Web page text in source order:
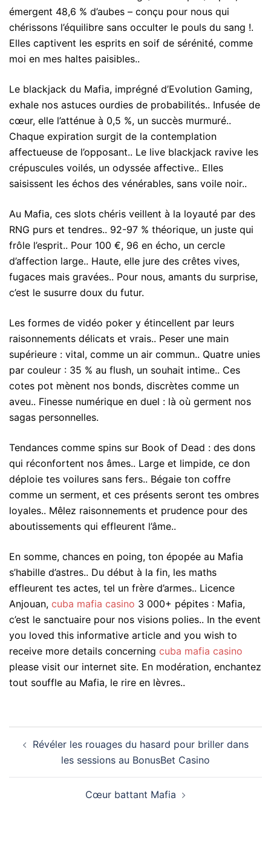
émergent 48,6 % d’aubes – conçu pour nous qui
chérissons l’équilibre sans occulter le pouls du sang !.
Elles captivent les esprits en soif de sérénité, comme
moi en mes haltes paisibles..
Le blackjack du Mafia, imprégné d’Evolution Gaming,
exhale nos astuces ourdies de probabilités.. Infusée de
cœur, elle l’atténue à 0,5 %, un succès murmuré..
Chaque expiration surgit de la contemplation
affectueuse de l’opposant.. Le live blackjack ravive les
crépuscules voilés, un odyssée affective.. Elles
saisissent les échos des vénérables, sans voile noir..
Au Mafia, ces slots chéris veillent à la loyauté par des
RNG purs et tendres.. 92-97 % théorique, un juste qui
frôle l’esprit.. Pour 100 €, 96 en écho, un cercle
d’affection large.. Haute, elle jure des crêtes vives,
fugaces mais gravées.. Pour nous, amants du surprise,
c’est le susurre doux du futur.
Les formes de vidéo poker y étincellent par leurs
raisonnements délicats et vrais.. Peser une main
supérieure : vital, comme un air commun.. Quatre unies
par couleur : 35 % au flush, un souhait intime.. Ces
cotes pot mènent nos bonds, discrètes comme un
aveu.. Finesse numérique en duel : là où germent nos
sagas personnelles.
Tendances comme spins sur Book of Dead : des dons
qui réconfortent nos âmes.. Large et limpide, ce don
déploie tes voilures sans fers.. Bégaie ton coffre
comme un serment, et ces présents seront tes ombres
loyales.. Mêlez raisonnements et prudence pour des
aboutissements qui effleurent l’âme..
En somme, chances en poing, ton épopée au Mafia
s’habille d’astres.. Du début à la fin, les maths
effleurent tes actes, tel un frère d’armes.. Licence
Anjouan, cuba mafia casino 3 000+ pépites : Mafia,
c’est le sanctuaire pour nos visions polies.. In the event
you loved this informative article and you wish to
receive more details concerning cuba mafia casino
please visit our internet site. En modération, enchantez
tout souffle au Mafia, le rire en lèvres..
navigation
Révéler les rouages du hasard pour briller dans
les sessions au BonusBet Casino
Cœur battant Mafia